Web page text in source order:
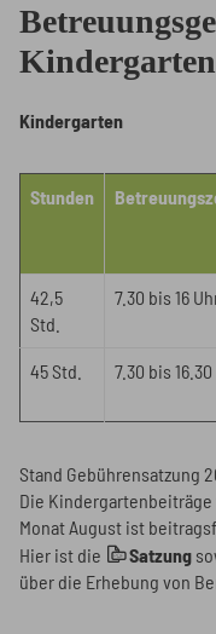
Kindergarten
Kindergarten
Stunden
42,5
Std.
7.30 bis 16
45 Std. 7.30 bis
Stand Gebührensatzung
Die Kindergartenbeiträge
Monat August ist
Hier ist die
Satzung
über die Erhebung von